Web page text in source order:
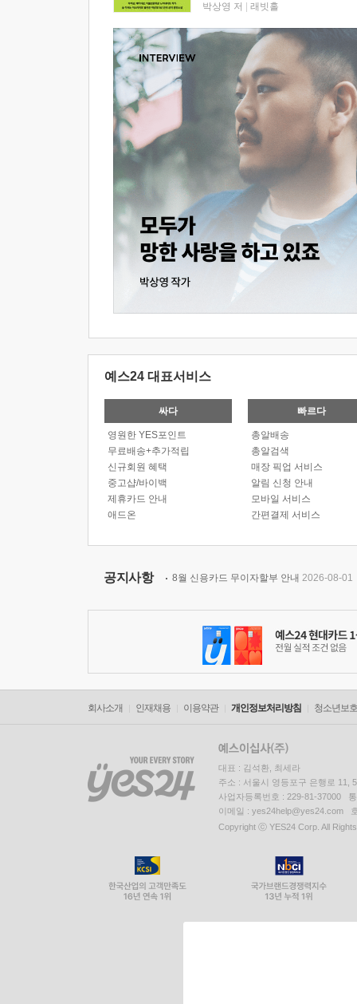
박상영 저 래빗홀
예스24 대표서비스
싸다
영원한 YES포인트
무료배송+추가적립
신규회원 혜택
중고샵/바이백
제휴카드 안내
애드온
빠르다
총알배송
총알검색
매장 픽업 서비스
알림 신청 안내
모바일 서비스
간편결제 서비스
공지사항 8월 신용카드 무이자할부 안내 2026-08-01
회사소개 인재채용 이용약관 개인정보처리방침 청소년보
대표 : 김석환, 최세라
주소 : 서울시 영등포구 은행로 11,
사업자등록번호 : 229-81-37000
이메일 : yes24help@yes24.com
Copyright ⓒ YES24 Corp. All